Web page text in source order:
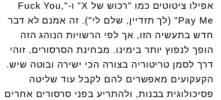
אפילו ציטוטים כמו "רכוש של X" ו-"Fuck You,
Pay Me" (לך תזדיין, שלם לי"). זה אמנם לא דבר
חדש בתעשיה הזו, אך לפי הרשויות הנוהג הזה
הופך לנפוץ יותר בימינו. מבחינת הסרסורים, זוהי
דרך לסמן טריטוריה בצורה הכי ישירה ובוטה שיש.
הקעקועים מאפשרים להם לקבל עוד שליטה
פסיכולוגית בבנות, ולהתריע בפני סרסורים אחרים